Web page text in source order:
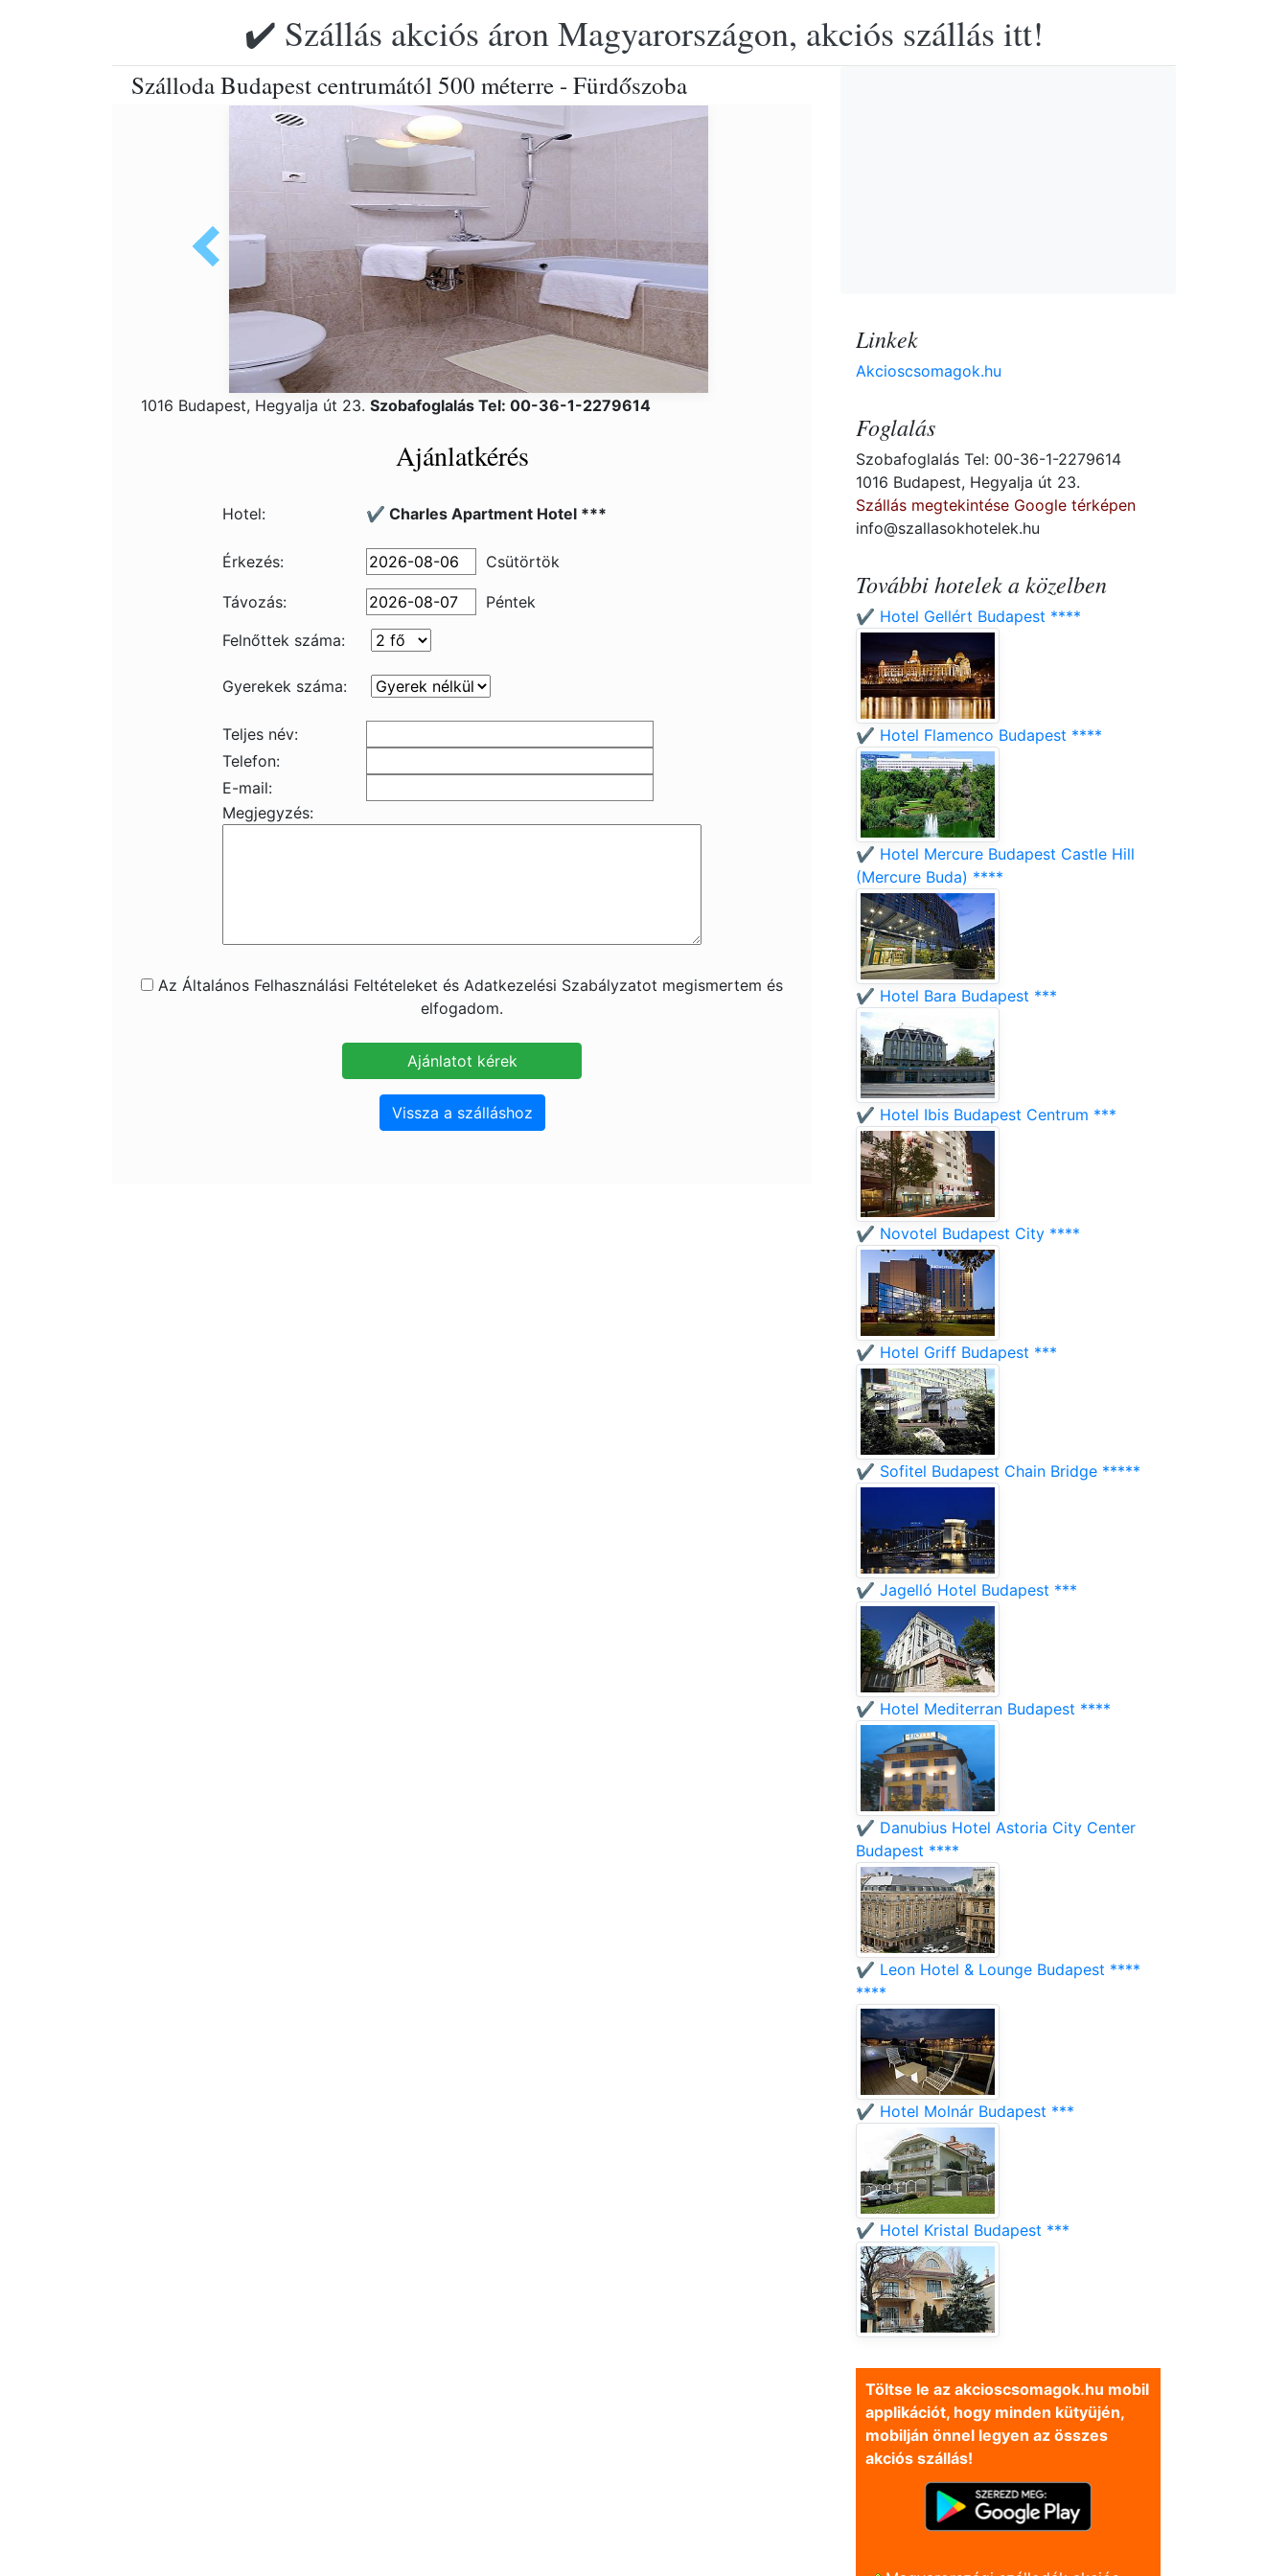
✔️ Szállás akciós áron Magyarországon, akciós szállás itt!
Szálloda Budapest centrumától 500 méterre - Fürdőszoba
1016 Budapest, Hegyalja út 23. Szobafoglalás Tel: 00-36-1-2279614
Ajánlatkérés
Hotel: ✔️ Charles Apartment Hotel ***
Érkezés: Csütörtök
Távozás:
Péntek
Felnőttek száma:
Gyerekek száma:
Teljes név:
Telefon:
E-mail:
Megjegyzés:
Az Általános Felhasználási Feltételeket és Adatkezelési Szabályzatot megismertem és
elfogadom.
Vissza a szálláshoz
Linkek
Akcioscsomagok.hu
Foglalás
Szobafoglalás Tel: 00-36-1-2279614
1016 Budapest, Hegyalja út 23.
Szállás megtekintése Google térképen
info@szallasokhotelek.hu
További hotelek a közelben
✔️ Hotel Gellért Budapest ****
✔️ Hotel Flamenco Budapest ****
✔️ Hotel Mercure Budapest Castle Hill
(Mercure Buda) ****
✔️ Hotel Bara Budapest ***
✔️ Hotel Ibis Budapest Centrum ***
✔️ Novotel Budapest City ****
✔️ Hotel Griff Budapest ***
✔️ Sofitel Budapest Chain Bridge *****
✔️ Jagelló Hotel Budapest ***
✔️ Hotel Mediterran Budapest ****
✔️ Danubius Hotel Astoria City Center
Budapest ****
✔️ Leon Hotel & Lounge Budapest ****
****
✔️ Hotel Molnár Budapest ***
✔️ Hotel Kristal Budapest ***
Töltse le az akcioscsomagok.hu mobil
applikációt, hogy minden kütyüjén,
mobilján önnel legyen az összes
akciós szállás!